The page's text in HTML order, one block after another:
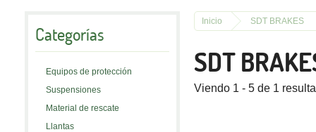
Categorías
Equipos de protección
Suspensiones
Material de rescate
Llantas
Inicio SDT BRAKES
SDT
Viendo 1 - 5 de 1